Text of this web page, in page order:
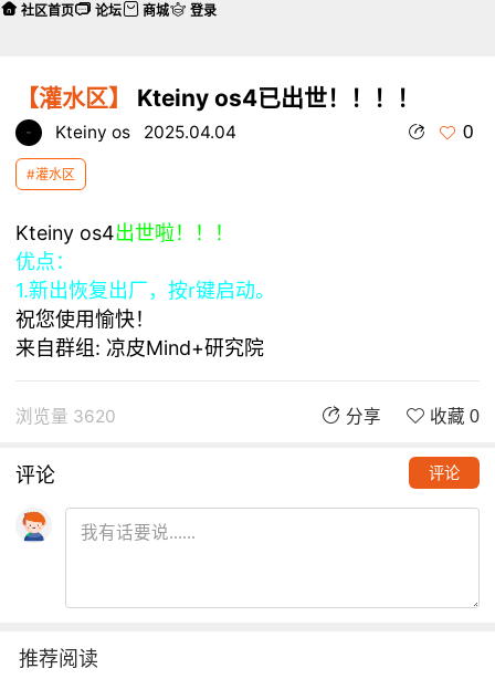
【灌水区】 Kteiny os4已出世！！！！
Kteiny os 2025.04.04 0
#灌水区
Kteiny os4出世啦！！！
优点：
1.新出恢复出厂，按r键启动。
祝您使用愉快！
来自群组: 凉皮Mind+研究院
浏览量 3620 分享 收藏 0
评论 评论
推荐阅读
社区首页 论坛 商城 登录